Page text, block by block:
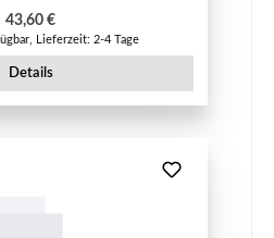
Regulärer Preis:
43,60 €
Lieferzeit: 2-4 Tage
Details